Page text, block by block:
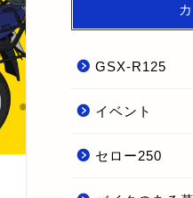
GSX-R125
イベント
セロー250